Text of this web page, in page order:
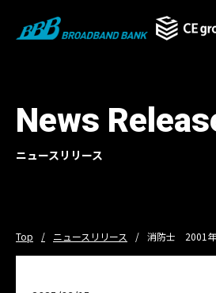
News
ニュースリリース
Top ニュースリリース 消防士 2001年